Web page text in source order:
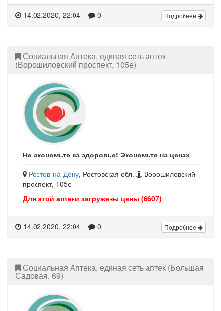
14.02.2020, 22:04 0 Подробнее
Социальная Аптека, единая сеть аптек
(Ворошиловский проспект, 105е)
Не экономьте на здоровье! Экономьте на ценах
Ростов-на-Дону, Ростовская обл.
Ворошиловский
проспект, 105е
Для этой аптеки загружены цены (6607)
14.02.2020, 22:04 0 Подробнее
Социальная Аптека, единая сеть аптек (Большая
Садовая, 69)